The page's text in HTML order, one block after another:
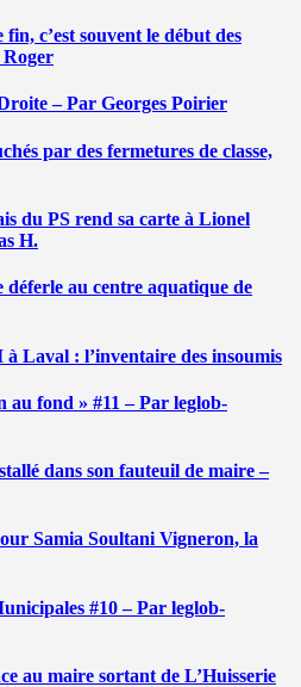
fin, c’est souvent le début des
– Par Georges Poirier
par des fermetures de classe,
du PS rend sa carte à Lionel
H.
au centre aquatique de
Laval : l’inventaire des insoumis
au fond » #11 – Par leglob-
dans son fauteuil de maire –
Samia Soultani Vigneron, la
#10 – Par leglob-
au maire sortant de L’Huisserie